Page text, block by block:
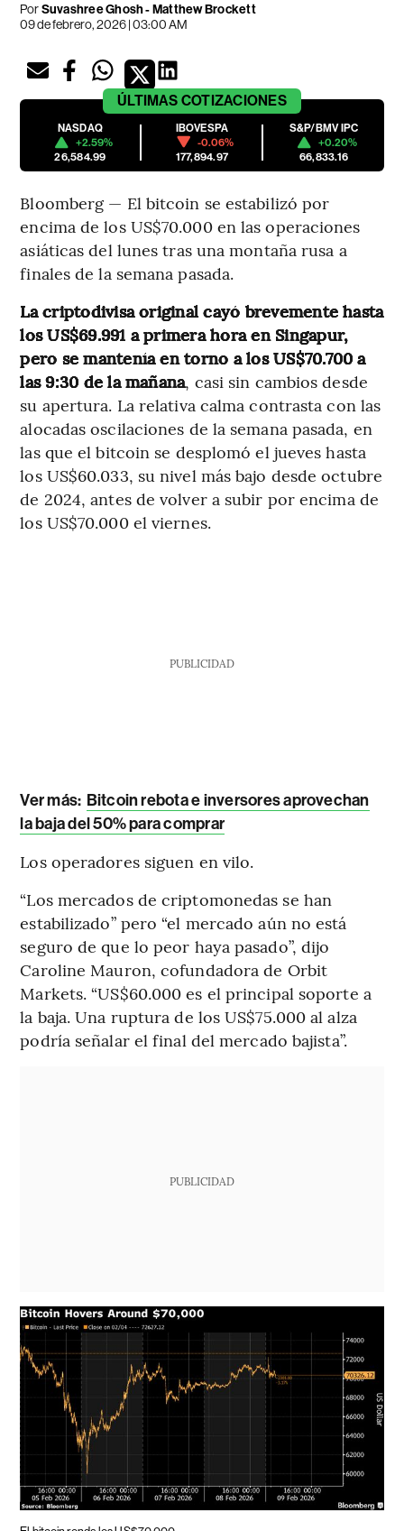
PorSuvashree Ghosh - Matthew Brockett
09 de febrero, 2026 | 03:00 AM
ÚLTIMAS COTIZACIONES
NASDAQ
+2.59%
26,584.99
IBOVESPA
-0.06%
177,894.97
S&P/BMV IPC
+0.20%
66,833.16
Bloomberg — El bitcoin se estabilizó por
encima de los US$70.000 en las operaciones
asiáticas del lunes tras una montaña rusa a
finales de la semana pasada.
La criptodivisa original cayó brevemente hasta
los US$69.991 a primera hora en Singapur,
pero se mantenía en torno a los US$70.700 a
las 9:30 de la mañana, casi sin cambios desde
su apertura. La relativa calma contrasta con las
alocadas oscilaciones de la semana pasada, en
las que el bitcoin se desplomó el jueves hasta
los US$60.033, su nivel más bajo desde octubre
de 2024, antes de volver a subir por encima de
los US$70.000 el viernes.
PUBLICIDAD
Ver más: Bitcoin rebota e inversores aprovechan
la baja del 50% para comprar
Los operadores siguen en vilo.
“Los mercados de criptomonedas se han
estabilizado” pero “el mercado aún no está
seguro de que lo peor haya pasado”, dijo
Caroline Mauron, cofundadora de Orbit
Markets. “US$60.000 es el principal soporte a
la baja. Una ruptura de los US$75.000 al alza
podría señalar el final del mercado bajista”.
PUBLICIDAD